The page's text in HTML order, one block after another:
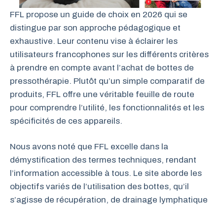
FFL propose un guide de choix en 2026 qui se
distingue par son approche pédagogique et
exhaustive. Leur contenu vise à éclairer les
utilisateurs francophones sur les différents critères
à prendre en compte avant l’achat de bottes de
pressothérapie. Plutôt qu’un simple comparatif de
produits, FFL offre une véritable feuille de route
pour comprendre l’utilité, les fonctionnalités et les
spécificités de ces appareils.
Nous avons noté que FFL excelle dans la
démystification des termes techniques, rendant
l’information accessible à tous. Le site aborde les
objectifs variés de l’utilisation des bottes, qu’il
s’agisse de récupération, de drainage lymphatique